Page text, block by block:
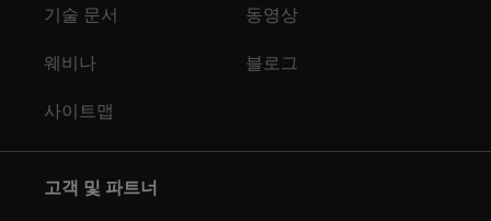
기술 문서 동영상
웨비나 블로그
사이트맵
고객 및 파트너